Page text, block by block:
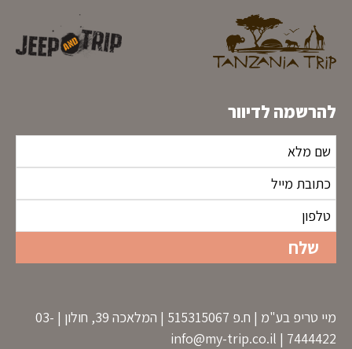
להרשמה לדיוור
מיי טריפ בע"מ | ח.פ 515315067 | המלאכה 39, חולון | 03-
7444422 |
info@my-trip.co.il